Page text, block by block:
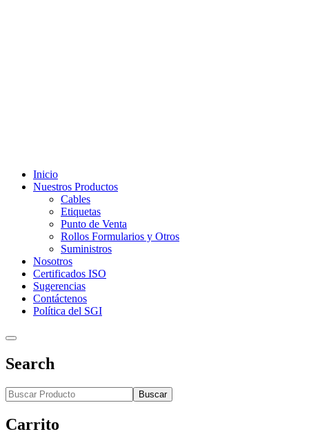
Inicio
Nuestros Productos
Cables
Etiquetas
Punto de Venta
Rollos Formularios y Otros
Suministros
Nosotros
Certificados ISO
Sugerencias
Contáctenos
Política del SGI
Search
Buscar
Carrito